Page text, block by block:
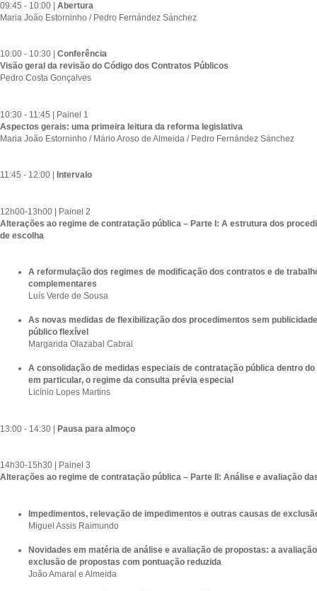
09:45 - 10:00 | Abertura
Maria João Estorninho / Pedro Fernández Sánchez
10:00 - 10:30 | Conferência
Visão geral da revisão do Código dos Contratos Públicos
Pedro Costa Gonçalves
10:30 - 11:45 | Painel 1
Aspectos gerais: uma primeira leitura da reforma legislativa
Maria João Estorninho / Mário Aroso de Almeida / Pedro Fernández Sánchez
11:45 - 12:00 | Intervalo
12h00-13h00 | Painel 2
Alterações ao regime de contratação pública – Parte I: A estrutura dos
de escolha
A reformulação dos regimes de modificação dos contratos e de
complementares
Luís Verde de Sousa
As novas medidas de flexibilização dos procedimentos sem
público flexível
Margarida Olazabal Cabral
A consolidação de medidas especiais de contratação pública dentro
em particular, o regime da consulta prévia especial
Licínio Lopes Martins
13:00 - 14:30 | Pausa para almoço
14h30-15h30 | Painel 3
Alterações ao regime de contratação pública – Parte II: Análise e avaliação
Impedimentos, relevação de impedimentos e outras causas de
Miguel Assis Raimundo
Novidades em matéria de análise e avaliação de propostas: a
exclusão de propostas com pontuação reduzida
João Amaral e Almeida